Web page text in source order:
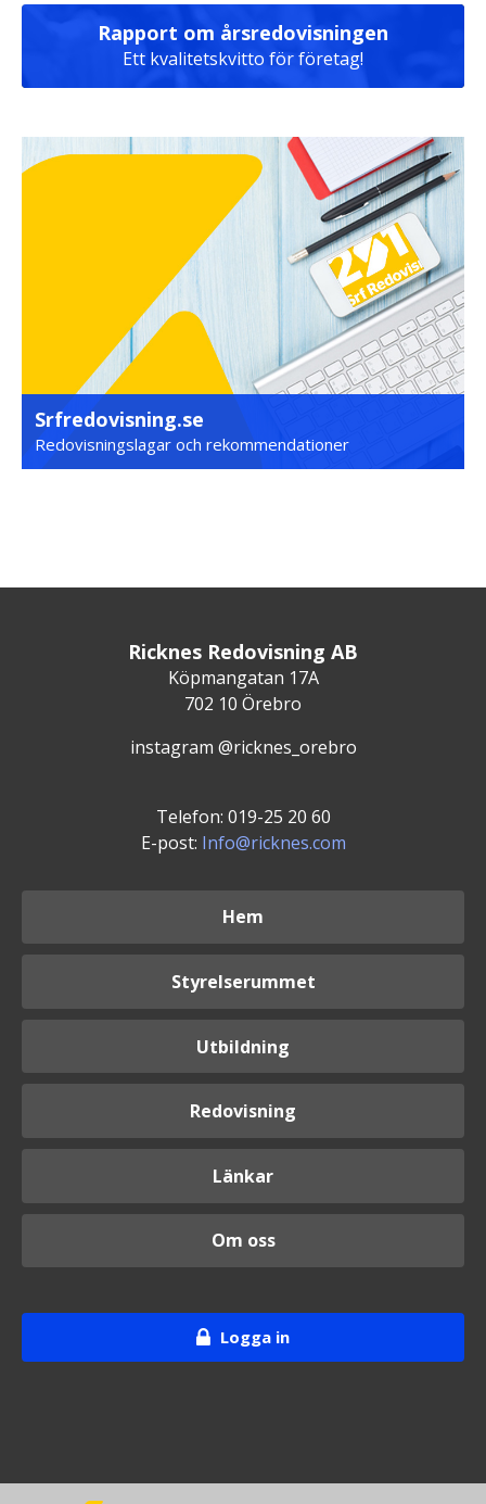
Rapport om årsredovisningen
Ett kvalitetskvitto för företag!
Srfredovisning.se
Redovisningslagar och rekommendationer
Ricknes Redovisning AB
Köpmangatan 17A
702 10 Örebro
instagram @ricknes_orebro
Telefon: 019-25 20 60
E-post: Info@ricknes.com
Hem
Styrelserummet
Utbildning
Redovisning
Länkar
Om oss
Logga in